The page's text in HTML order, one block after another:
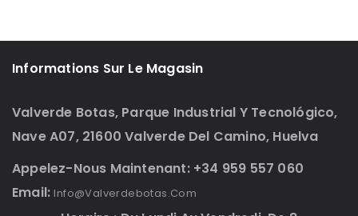
Informations Sur Le Magasin
Valverde Botas, Parque Industrial Y Tecnológico,
Nave A07, 21600 Valverde Del Camino, Huelva
Appelez-Nous Maintenant: +34 959 557 060
Email: Info@valverdebotas.com